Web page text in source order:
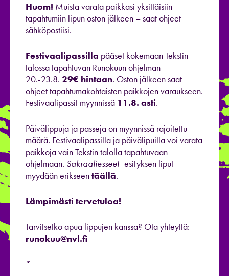
Huom! Muista varata paikkasi yksittäisiin
tapahtumiin lipun oston jälkeen – saat ohjeet
sähköpostiisi.
Festivaalipassilla pääset kokemaan Tekstin
talossa tapahtuvan Runokuun ohjelman
20.-23.8. 29€ hintaan. Oston jälkeen saat
ohjeet tapahtumakohtaisten paikkojen varaukseen.
Festivaalipassit myynnissä 11.8. asti.
Päivälippuja ja passeja on myynnissä rajoitettu
määrä. Festivaalipassilla ja päivälipuilla voi varata
paikkoja vain Tekstin talolla tapahtuvaan
ohjelmaan. Sakraaliesseet-esityksen liput
myydään erikseentäällä.
Lämpimästi tervetuloa!
Tarvitsetko apua lippujen kanssa? Ota yhteyttä:
runokuu@nvl.fi
*